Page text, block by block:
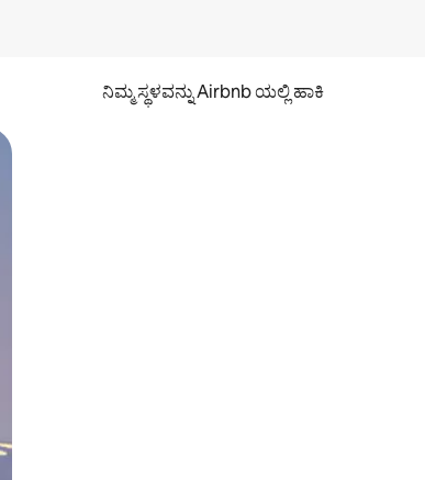
ನಿಮ್ಮ ಸ್ಥಳವನ್ನು Airbnb ಯಲ್ಲಿ ಹಾಕಿ